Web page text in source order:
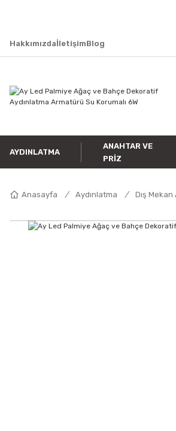
HakkımızdaİletişimBlog
AYDINLATMA
ANAHTAR VE
PRIZ
Anasayfa Aydınlatma Dış Mekan